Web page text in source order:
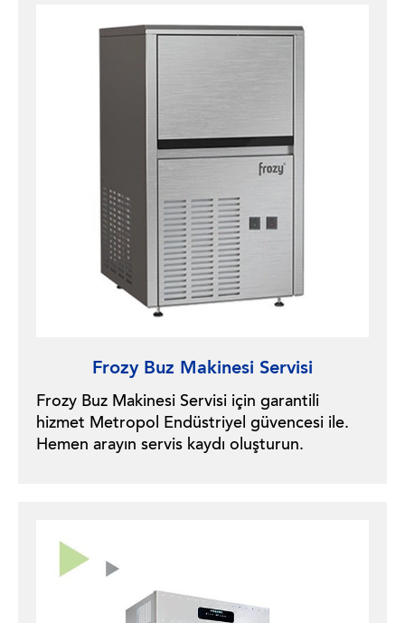
Frozy Buz Makinesi Servisi
Frozy Buz Makinesi Servisi için garantili
hizmet Metropol Endüstriyel güvencesi ile.
Hemen arayın servis kaydı oluşturun.